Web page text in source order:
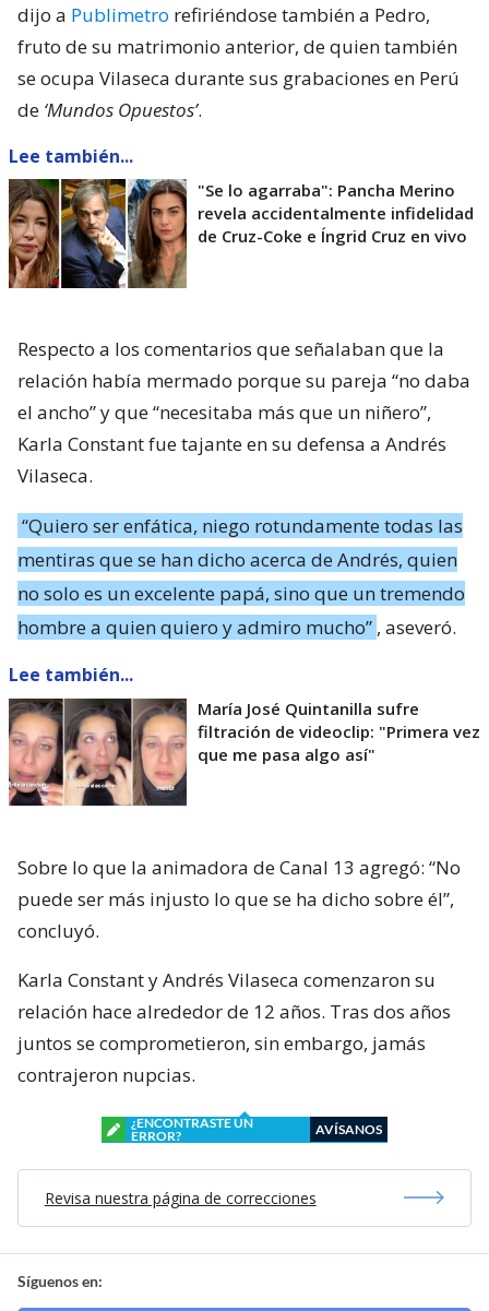
dijo a Publimetro refiriéndose también a Pedro,
fruto de su matrimonio anterior, de quien también
se ocupa Vilaseca durante sus grabaciones en Perú
de ‘Mundos Opuestos’.
Lee también...
"Se lo agarraba": Pancha Merino
revela accidentalmente infidelidad
de Cruz-Coke e Íngrid Cruz en vivo
Respecto a los comentarios que señalaban que la
relación había mermado porque su pareja “no daba
el ancho” y que “necesitaba más que un niñero”,
Karla Constant fue tajante en su defensa a Andrés
Vilaseca.
“Quiero ser enfática, niego rotundamente todas las
mentiras que se han dicho acerca de Andrés, quien
no solo es un excelente papá, sino que un tremendo
hombre a quien quiero y admiro mucho” , aseveró.
Lee también...
María José Quintanilla sufre
filtración de videoclip: "Primera vez
que me pasa algo así"
Sobre lo que la animadora de Canal 13 agregó: “No
puede ser más injusto lo que se ha dicho sobre él”,
concluyó.
Karla Constant y Andrés Vilaseca comenzaron su
relación hace alrededor de 12 años. Tras dos años
juntos se comprometieron, sin embargo, jamás
contrajeron nupcias.
¿ENCONTRASTE UN
ERROR?
AVÍSANOS
Revisa nuestra página de correcciones
Síguenos en: